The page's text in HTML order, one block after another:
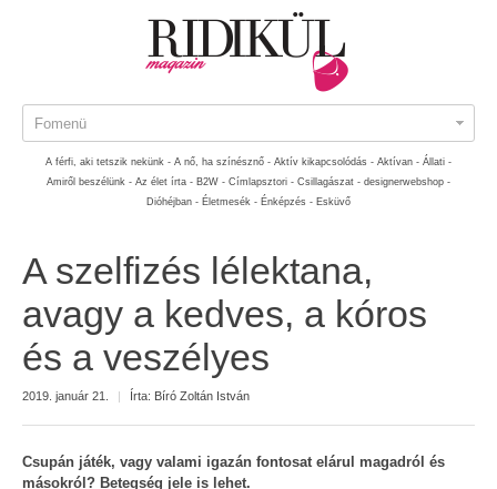
Fomenü
A férfi, aki tetszik nekünk - A nő, ha színésznő - Aktív kikapcsolódás - Aktívan - Állati -
Amiről beszélünk - Az élet írta - B2W - Címlapsztori - Csillagászat - designerwebshop -
Dióhéjban - Életmesék - Énképzés - Esküvő
A szelfizés lélektana,
avagy a kedves, a kóros
és a veszélyes
2019. január 21. | Írta: Bíró Zoltán István
Csupán játék, vagy valami igazán fontosat elárul magadról és
másokról? Betegség jele is lehet.